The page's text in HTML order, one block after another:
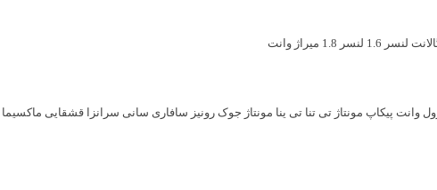
لنسر 1.6 لنسر 1.8 میراژ وانت
وانت پیکاپ مونتاژ تی تنا تی ینا مونتاژ جوک رونیز سافاری سانی سرانزا قشقایی ماکسیما